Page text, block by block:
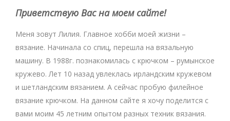
Приветствую Вас на моем сайте!
Меня зовут Лилия. Главное хобби моей жизни –
вязание. Начинала со спиц, перешла на вязальную
машину. В 1988г. познакомилась с крючком – румынское
кружево. Лет 10 назад увлеклась ирландским кружевом
и шетландским вязанием. А сейчас пробую филейное
вязание крючком. На данном сайте я хочу поделится с
вами моим 45 летним опытом разных техник вязания.